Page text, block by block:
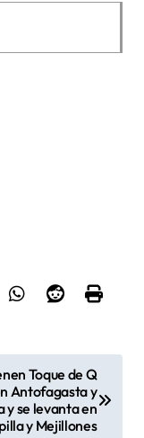
Toque de Q
Antofagasta y
y se levanta en
y Mejillones